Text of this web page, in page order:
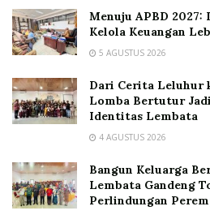
Menuju APBD
Kelola Keuangan
5 AGUSTUS 2026
Dari Cerita Leluhur
Lomba Bertutur
Identitas Lembata
4 AGUSTUS 2026
Bangun Keluarga
Lembata Gandeng
Perlindungan